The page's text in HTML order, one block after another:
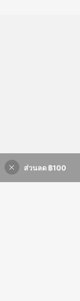
ส่วนลด ฿100